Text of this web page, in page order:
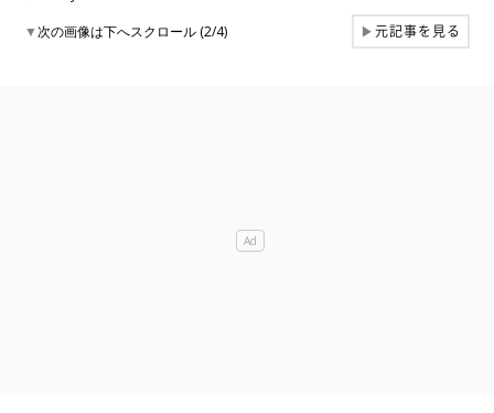
▼次の画像は下へスクロール (2/4) ▶元記事を見る